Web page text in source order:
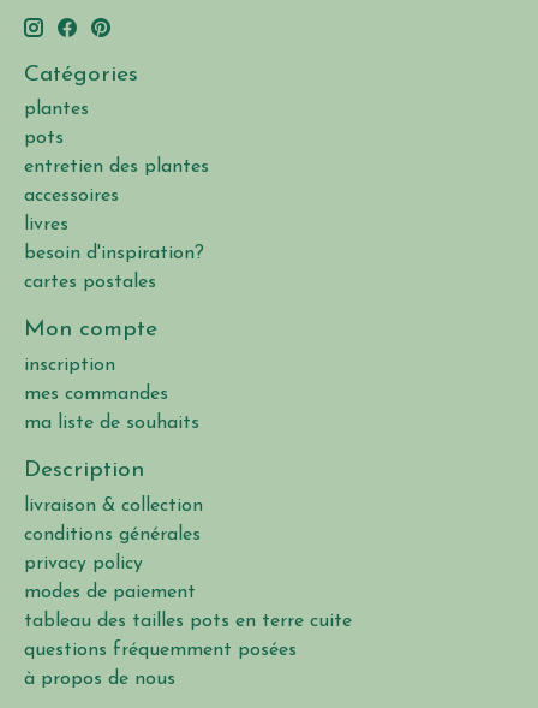
Catégories
plantes
pots
entretien des plantes
accessoires
livres
besoin d'inspiration?
cartes postales
Mon compte
inscription
mes commandes
ma liste de souhaits
Description
livraison & collection
conditions générales
privacy policy
modes de paiement
tableau des tailles pots en terre cuite
questions fréquemment posées
à propos de nous